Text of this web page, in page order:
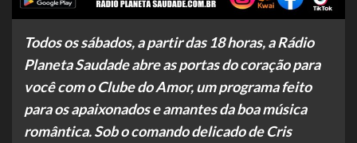
Todos os sábados, a partir das 18 horas, a Rádio
Planeta Saudade abre as portas do coração para
você com o Clube do Amor, um programa feito
para os apaixonados e amantes da boa música
romântica. Sob o comando delicado de Cris